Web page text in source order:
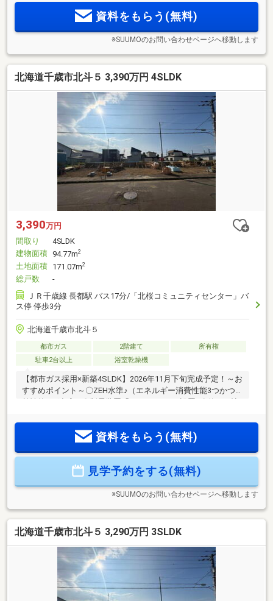
資料をもらう(無料)
※SUUMOのお問い合わせページへ移動します
北海道千歳市北斗５ 3,390万円 4SLDK
3,390万円
間取り
4SLDK
建物面積 94.77m2
土地面積 171.07m2
総戸数
-
ＪＲ千歳線 長都駅 バス17分/「北桜コミュニティセンター」バ
ス停 停歩3分
北海道千歳市北斗５
都市ガス 2階建て
所有権
駐車2台以上
浴室乾燥機
【都市ガス採用×新築4SLDK】2026年11月下旬完成予定！～お
すすめポイント～〇ZEH水準♪（エネルギー消費性能3つかつ断
熱性能5を達成）〇制震装置「SAFE３６５」設置♪〇約15.2帖
テムキッチンで料理をしながら家族との会話も楽しめます♪〇
浴室換気暖房乾燥機付きユニットバス♪〇各階トイレ♪〇防犯
全居室ペアガラス採用で断熱性・省エネ性にも優れていま
す。〇駐車2台可能（車種による）でご夫婦それぞれのお車も
資料をもらう(無料)
見学予約をする(無料)
※SUUMOのお問い合わせページへ移動します
北海道千歳市北斗５ 3,290万円 3SLDK